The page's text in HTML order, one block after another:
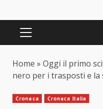
PRIMARY
Home » Oggi il primo
nero per i trasposti e la
Cronaca Cronaca Italia